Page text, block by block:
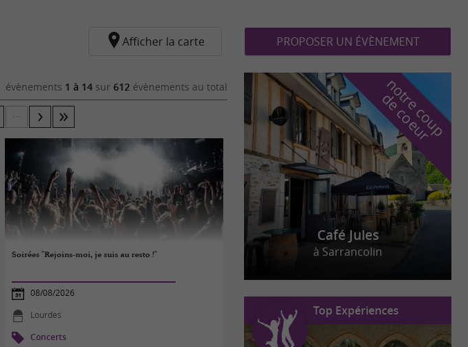
Afficher la carte
évènements 1 à 14 sur 612 évènements au total
Soirées "Rejoins-moi, je suis au resto !"
08/08/2026
Lourdes
Concerts
PROPOSER UN ÉVÈNEMENT
n
o
t
r
e
c
o
u
p
d
e
c
o
e
u
r
Café Jules
à Sarrancolin
Top Expériences